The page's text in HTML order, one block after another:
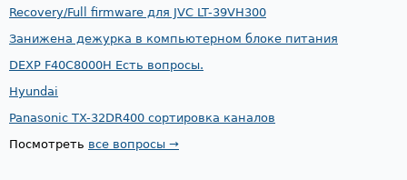
Recovery/Full firmware для JVC LT-39VH300
Занижена дежурка в компьютерном блоке питания
DEXP F40C8000H Есть вопросы.
Hyundai
Panasonic TX-32DR400 сортировка каналов
Посмотреть все вопросы →